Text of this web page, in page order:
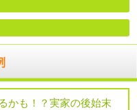
かも！？実家の後始末